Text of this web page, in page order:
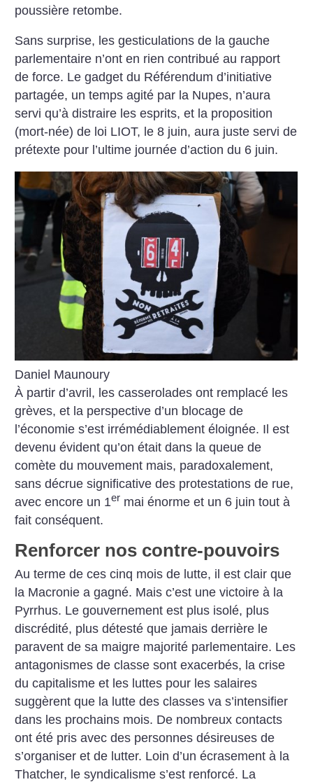
poussière retombe.
Sans surprise, les gesticulations de la gauche
parlementaire n’ont en rien contribué au rapport
de force. Le gadget du Référendum d’initiative
partagée, un temps agité par la Nupes, n’aura
servi qu’à distraire les esprits, et la proposition
(mort-née) de loi LIOT, le 8 juin, aura juste servi de
­prétexte pour l’ultime journée ­d’action du 6 juin.
Daniel Maunoury
À partir d’avril, les casserolades ont remplacé les
grèves, et la perspective d’un blocage de
l’économie s’est irrémédiablement éloignée. Il est
devenu évident qu’on était dans la queue de
comète du mouvement mais, paradoxalement,
sans décrue significative des protestations de rue,
avec encore un 1er mai énorme et un 6 juin tout à
fait conséquent.
Renforcer nos contre-pouvoirs
Au terme de ces cinq mois de lutte, il est clair que
la Macronie a gagné. Mais c’est une victoire à la
Pyrrhus. Le gouvernement est plus isolé, plus
discrédité, plus détesté que jamais derrière le
paravent de sa maigre majorité parlementaire. Les
antagonismes de classe sont exacerbés, la crise
du capitalisme et les luttes pour les salaires
suggèrent que la lutte des classes va s’intensifier
dans les prochains mois. De nombreux contacts
ont été pris avec des personnes désireuses de
s’organiser et de lutter. Loin d’un écrasement à la
Thatcher, le syndicalisme s’est renforcé. La